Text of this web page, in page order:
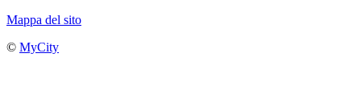
Mappa del sito
© MyCity